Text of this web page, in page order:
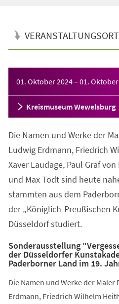
VERANSTALTUNGSORT
01. Oktober 2024– 01.
Kreismuseum Wewelsburg
Die Namen und Werke der
Ludwig Erdmann, Friedrich
Xaver Laudage, Paul Graf
und Max Todt sind heute
stammten aus dem
der „Königlich-Preußischen
Düsseldorf studiert.
Sonderausstellung
der Düsseldorfer
Paderborner Land im 19.
Die Namen und Werke der
Erdmann, Friedrich Wilhelm